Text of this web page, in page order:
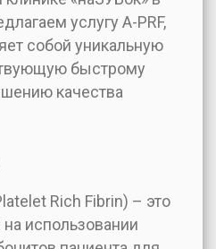
услугу А-РRF,
собой уникальную
быстрому
качества
Rich Fibrin) – это
использовании